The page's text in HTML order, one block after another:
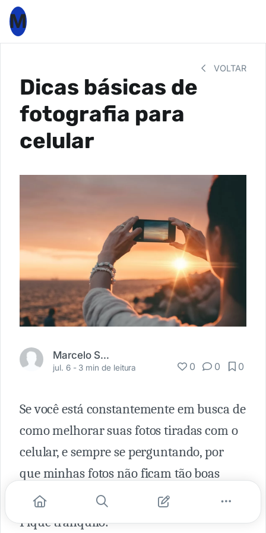
M
VOLTAR
Dicas básicas de
fotografia para
celular
Marcelo Soares
jul. 6 - 3 min de leitura 0 0 0
Se você está constantemente em busca de
como melhorar suas fotos tiradas com o
celular, e sempre se perguntando, por
que minhas fotos não ficam tão boas
como a das blogueiras?
Fique tranquilo!